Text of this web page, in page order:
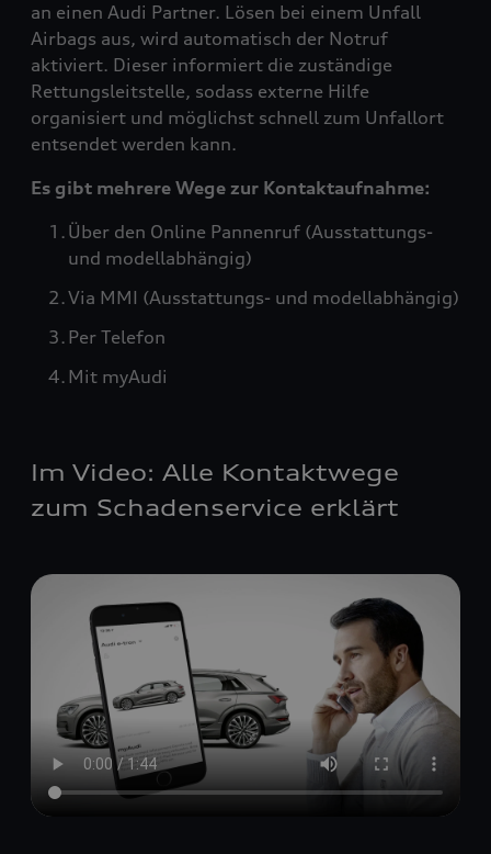
an einen Audi Partner. Lösen bei einem Unfall
Airbags aus, wird automatisch der Notruf
aktiviert. Dieser informiert die zuständige
Rettungsleitstelle, sodass externe Hilfe
organisiert und möglichst schnell zum Unfallort
entsendet werden kann.
Es gibt mehrere Wege zur Kontaktaufnahme:
Über den Online Pannenruf (Ausstattungs-
und modellabhängig)
Via MMI (Ausstattungs- und modellabhängig)
Per Telefon
Mit myAudi
Im Video: Alle Kontaktwege
zum Schadenservice erklärt